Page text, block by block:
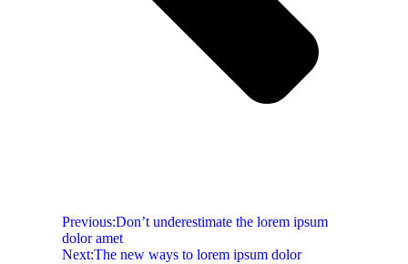
Previous:Don’t underestimate the lorem ipsum
dolor amet
Next:The new ways to lorem ipsum dolor